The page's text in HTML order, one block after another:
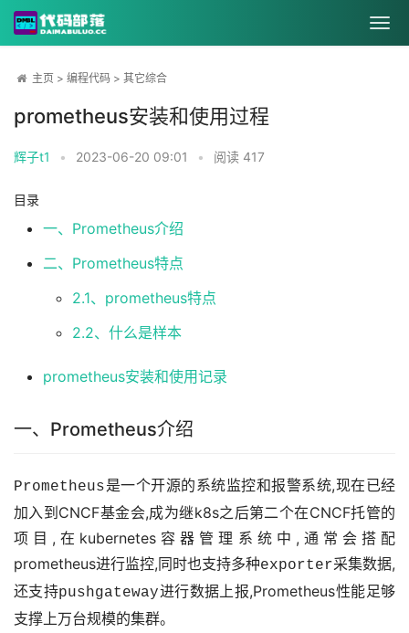
主页 > 编程代码 > 其它综合
prometheus安装和使用过程
辉子t1 • 2023-06-20 09:01 • 阅读 417
目录
一、Prometheus介绍
二、Prometheus特点
2.1、prometheus特点
2.2、什么是样本
prometheus安装和使用记录
一、Prometheus介绍
Prometheus是一个开源的系统监控和报警系统,现在已经
加入到CNCF基金会,成为继k8s之后第二个在CNCF托管的
项目,在kubernetes容器管理系统中,通常会搭配
prometheus进行监控,同时也支持多种exporter采集数据,
还支持pushgateway进行数据上报,Prometheus性能足够
支撑上万台规模的集群。